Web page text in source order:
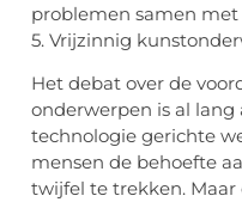
problemen samen
5. Vrijzinnig
Het debat over de
onderwerpen is al lang
technologie gerichte
mensen de behoefte
twijfel te trekken. Maar